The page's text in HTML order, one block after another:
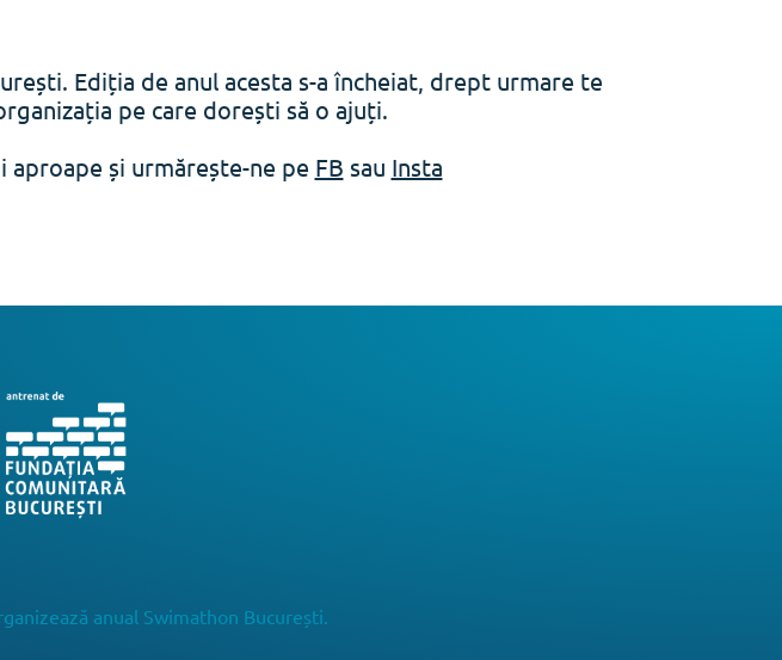
Ediția de anul acesta s-a încheiat, drept urmare te
pe care dorești să o ajuți.
aproape și urmărește-ne pe FB sau Insta
anual Swimathon București.